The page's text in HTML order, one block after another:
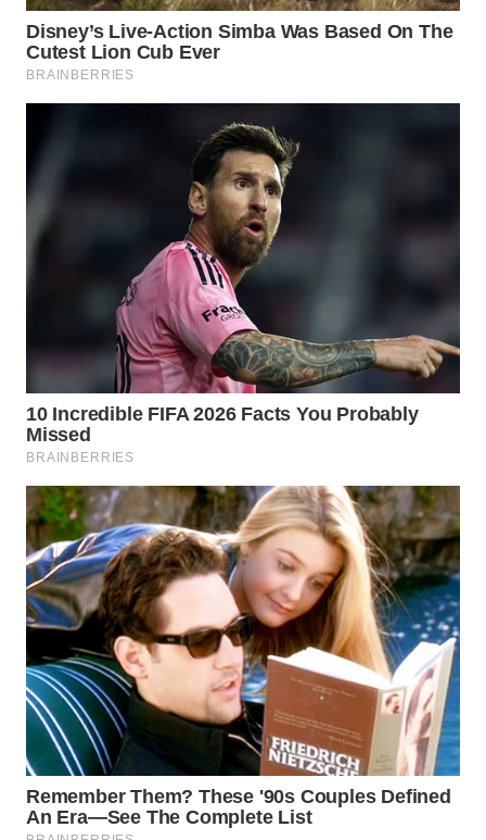
WN
DEPOK
SAMOSIR
WN
CIANJUR
WN
KEPULAUAN
SERIBU
TANGERANG
WN
BINJAI
WN
CIREBON